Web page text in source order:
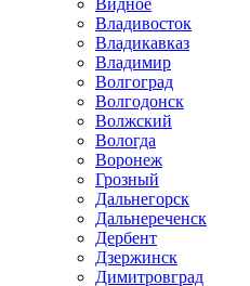
Видное
Владивосток
Владикавказ
Владимир
Волгоград
Волгодонск
Волжский
Вологда
Воронеж
Грозный
Дальнегорск
Дальнереченск
Дербент
Дзержинск
Димитровград